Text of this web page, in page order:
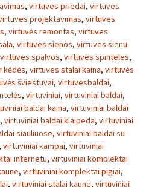
, virtuves priedai, virtuves
projektavimas, virtuves
, virtuvės remontas, virtuves
, virtuves sienos, virtuves sienu
virtuves spalvos, virtuves spinteles,
kėdės, virtuves stalai kaina, virtuvės
šviestuvai, virtuvesbaldai,
, virtuviniai, virtuviniai baldai,
baldai kaina, virtuviniai baldai
, virtuviniai baldai klaipeda, virtuviniai
siauliuose, virtuviniai baldai su
, virtuviniai kampai, virtuviniai
internetu, virtuviniai komplektai
, virtuviniai komplektai pigiai,
, virtuviniai stalai kaune, virtuviniai